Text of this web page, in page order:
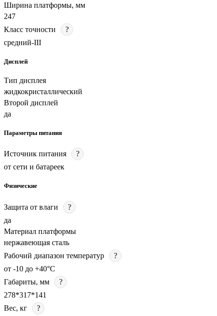
Ширина платформы, мм
247
Класс точности
?
средний-III
Дисплей
Тип дисплея
жидкокристаллический
Второй дисплей
да
Параметры питания
Источник питания
?
от сети и батареек
Физические
Защита от влаги
?
да
Материал платформы
нержавеющая сталь
Рабочий диапазон температур
?
от -10 до +40°C
Габариты, мм
?
278*317*141
Вес, кг
?